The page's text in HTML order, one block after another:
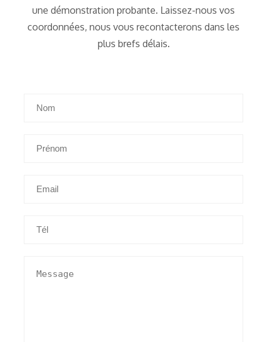
une démonstration probante. Laissez-nous vos
coordonnées, nous vous recontacterons dans les
plus brefs délais.